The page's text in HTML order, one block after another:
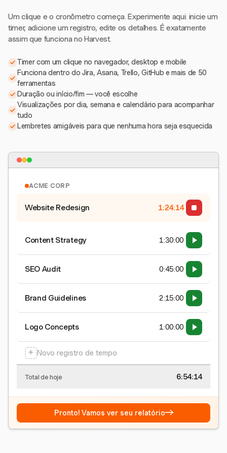
Um clique e o cronômetro começa. Experimente aqui: inicie um
timer, adicione um registro, edite os detalhes. É exatamente
assim que funciona no Harvest.
Timer com um clique no navegador, desktop e mobile
Funciona dentro do Jira, Asana, Trello, GitHub e mais de 50
ferramentas
Duração ou início/fim — você escolhe
Visualizações por dia, semana e calendário para acompanhar
tudo
Lembretes amigáveis para que nenhuma hora seja esquecida
ACME CORP
Website Redesign 1:24:15
Content Strategy 1:30:00
SEO Audit 0:45:00
Brand Guidelines 2:15:00
Logo Concepts 1:00:00
+ Novo registro de tempo
Total de hoje 6:54:15
Pronto! Vamos ver seu relatório→